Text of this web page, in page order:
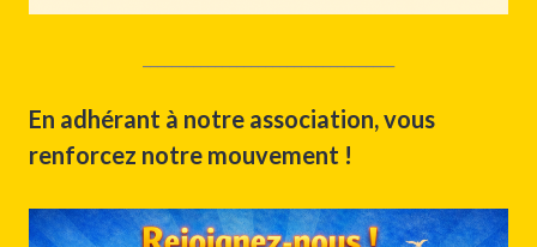
En adhérant à notre association, vous
renforcez notre mouvement !